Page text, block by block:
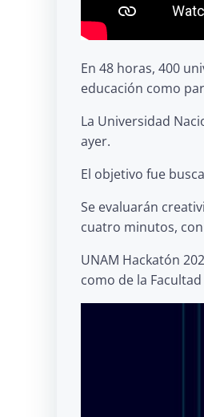
En 48 horas, 400
educación como
La Universidad
ayer.
El objetivo fue
Se evaluarán
cuatro minutos,
UNAM Hackatón
como de la